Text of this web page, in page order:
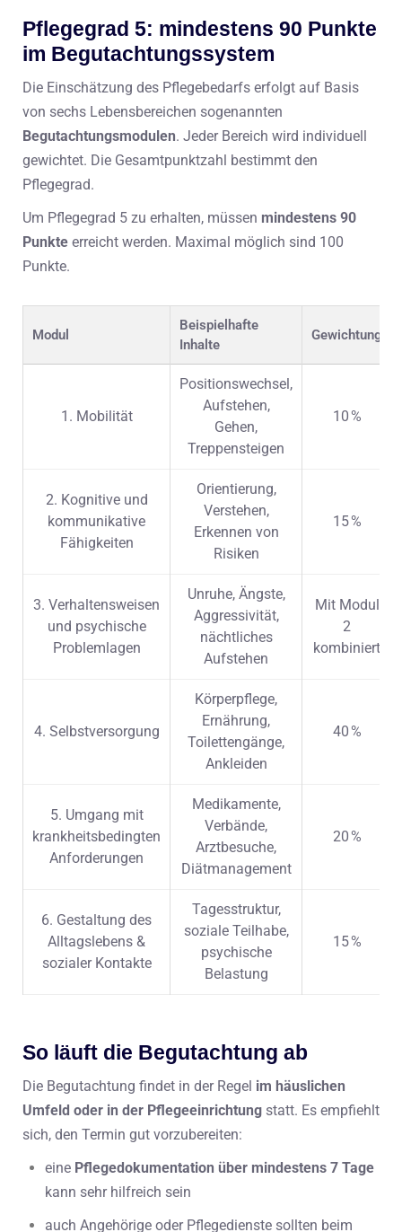
Pflegegrad 5: mindestens 90 Punkte
im Begutachtungssystem
Die Einschätzung des Pflegebedarfs erfolgt auf Basis
von sechs Lebensbereichen sogenannten
Begutachtungsmodulen. Jeder Bereich wird individuell
gewichtet. Die Gesamtpunktzahl bestimmt den
Pflegegrad.
Um Pflegegrad 5 zu erhalten, müssen mindestens 90
Punkte erreicht werden. Maximal möglich sind 100
Punkte.
Modul
Beispielhafte
Inhalte
Gewichtung
1. Mobilität
Positionswechsel,
Aufstehen,
Gehen,
Treppensteigen
10 %
2. Kognitive und
kommunikative
Fähigkeiten
Orientierung,
Verstehen,
Erkennen von
Risiken
15 %
3. Verhaltensweisen
und psychische
Problemlagen
Unruhe, Ängste,
Aggressivität,
nächtliches
Aufstehen
Mit Modul
2
kombiniert
4. Selbstversorgung
Körperpflege,
Ernährung,
Toilettengänge,
Ankleiden
40 %
5. Umgang mit
krankheitsbedingten
Anforderungen
Medikamente,
Verbände,
Arztbesuche,
Diätmanagement
20 %
6. Gestaltung des
Alltagslebens &
sozialer Kontakte
Tagesstruktur,
soziale Teilhabe,
psychische
Belastung
15 %
So läuft die Begutachtung ab
Die Begutachtung findet in der Regel im häuslichen
Umfeld oder in der Pflegeeinrichtung statt. Es empfiehlt
sich, den Termin gut vorzubereiten:
eine Pflegedokumentation über mindestens 7 Tage
kann sehr hilfreich sein
auch Angehörige oder Pflegedienste sollten beim